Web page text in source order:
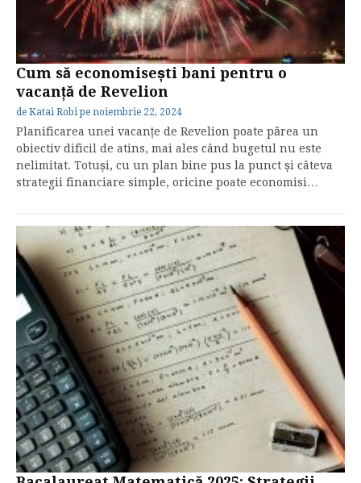
Cum să economisești bani pentru o
vacanță de Revelion
de Katai Robi pe noiembrie 22, 2024
Planificarea unei vacanțe de Revelion poate părea un
obiectiv dificil de atins, mai ales când bugetul nu este
nelimitat. Totuși, cu un plan bine pus la punct și câteva
strategii financiare simple, oricine poate economisi…